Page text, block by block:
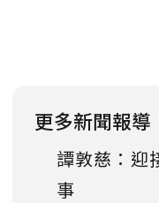
更多新聞報導
譚敦慈：迎
事